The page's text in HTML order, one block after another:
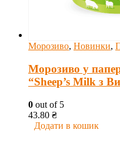
Морозиво, Новинки,
Морозиво у
“Sheep’s Milk з
0 out of 5
43.80 ₴
Додати в кошик